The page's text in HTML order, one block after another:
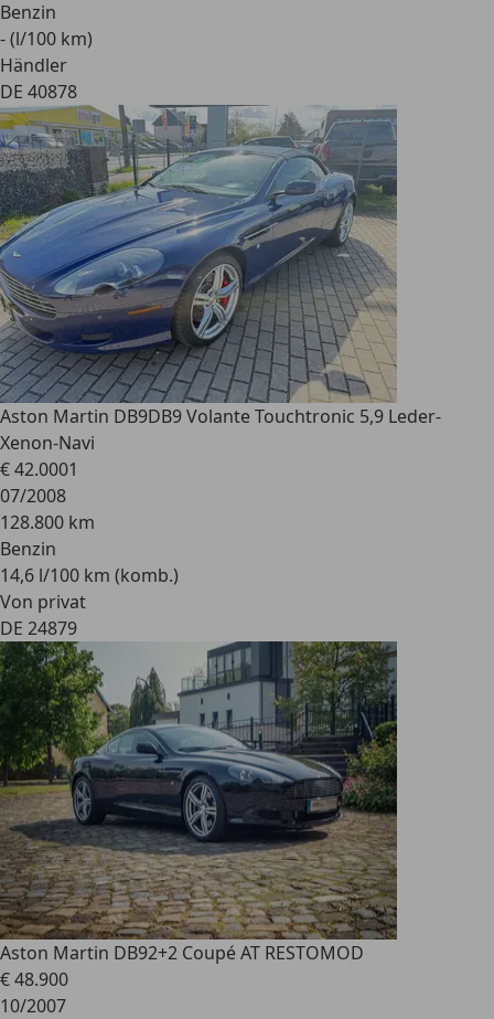
Benzin
- (l/100 km)
Händler
DE 40878
Aston Martin DB9DB9 Volante Touchtronic 5,9 Leder-
Xenon-Navi
€ 42.0001
07/2008
128.800 km
Benzin
14,6 l/100 km (komb.)
Von privat
DE 24879
Aston Martin DB92+2 Coupé AT RESTOMOD
€ 48.900
10/2007